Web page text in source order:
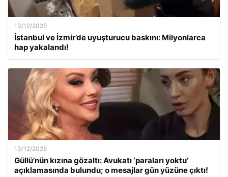
13/12/2025
İstanbul ve İzmir’de uyuşturucu baskını: Milyonlarca
hap yakalandı!
13/12/2025
Güllü’nün kızına gözaltı: Avukatı ‘paraları yoktu’
açıklamasında bulundu; o mesajlar gün yüzüne çıktı!